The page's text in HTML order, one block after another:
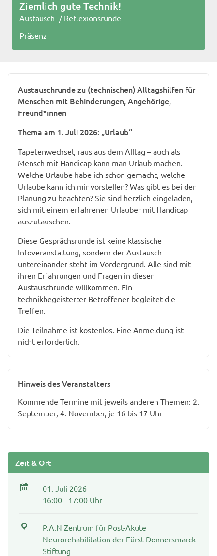
Ziemlich gute Technik!
Austausch- / Reflexionsrunde
Präsenz
Austauschrunde zu (technischen) Alltagshilfen für
Menschen mit Behinderungen, Angehörige,
Freund*innen
Thema am 1. Juli 2026: „Urlaub“
Tapetenwechsel, raus aus dem Alltag – auch als
Mensch mit Handicap kann man Urlaub machen.
Welche Urlaube habe ich schon gemacht, welche
Urlaube kann ich mir vorstellen? Was gibt es bei der
Planung zu beachten? Sie sind herzlich eingeladen,
sich mit einem erfahrenen Urlauber mit Handicap
auszutauschen.
Diese Gesprächsrunde ist keine klassische
Infoveranstaltung, sondern der Austausch
untereinander steht im Vordergrund. Alle sind mit
ihren Erfahrungen und Fragen in dieser
Austauschrunde willkommen. Ein
technikbegeisterter Betroffener begleitet die
Treffen.
Die Teilnahme ist kostenlos. Eine Anmeldung ist
nicht erforderlich.
Hinweis des Veranstalters
Kommende Termine mit jeweils anderen Themen: 2.
September, 4. November, je 16 bis 17 Uhr
Zeit & Ort
01. Juli 2026
16:00 - 17:00 Uhr
P.A.N Zentrum für Post-Akute
Neurorehabilitation der Fürst Donnersmarck
Stiftung